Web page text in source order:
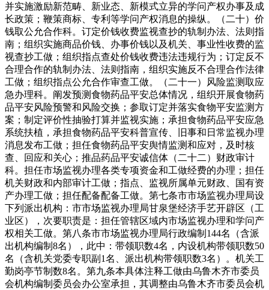
并实施激励新范畴、新业态、新模式立异的学问产权办事及成
长政策；鞭策商标、专利等学问产权消息的操纵。（二十）价
钱取公允合作科。订定价钱收费监视查抄的轨制办法、法则指
南；组织实施商品价钱、办事价钱以及机关、事业性收费的监
视查抄工做；组织指点查处价钱收费违法违规行为；订定反不
合理合作的轨制办法、法则指南，组织实施反不合理合作法律
工做；组织指点公允合作审查工做。（二十一）风险监测取应
急办理科。阐发预测食物药品平安总体情况，组织开展食物药
品平安风险预警和风险交换；参取订定并落实食物平安监测方
案；制定评价性抽验打算并监视实施；承担食物药品平安应急
系统扶植，承担食物药品平安科普宣传、旧事和日常监视办理
消息发布工做；担任食物药品平安舆情监测和应对，及时核
查、回应和关心；推品药品平安诚信体（二十二）财政审计
科。担任市场监视办理各类专项资金和工做经费的办理；担任
机关财政和内部审计工做；指点、监视所属单元财政、国有资
产办理工做；担任配备配备工做。第七条市市场监视办理局设
下列派出机构：市市场监视办理局甘泉堡经济手艺开辟区（工
业区），次要职责是：担任管辖区域内市场监视办理和学问产
权相关工做。第八条市市场监视办理局行政编制144名（含派
出机构编制8名），此中：带领职数4名，内设机构带领职数50
名（含机关党委专职副1名、派出机构带领职数3名）。机关工
勤岗亭节制数8名。第九条本具体注释工做由乌鲁木齐市委员
会机构编制委员会办公室承担，其调整由乌鲁木齐市委员会机